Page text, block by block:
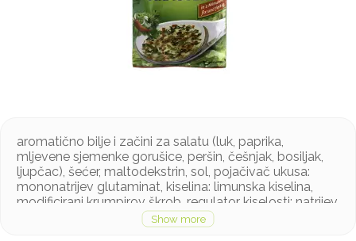
aromatično bilje i začini za salatu (luk, paprika,
mljevene sjemenke gorušice, peršin, češnjak, bosiljak,
ljupčac), šećer, maltodekstrin, sol, pojačivač ukusa:
mononatrijev glutaminat, kiselina: limunska kiselina,
modificirani krumpirov škrob, regulator kiselosti: natrijev
acetat, tvar za sprječavanje zgrudnjavanja: silicijev
dioksid, kvaščev autolizat, aroma, biljno ulje,